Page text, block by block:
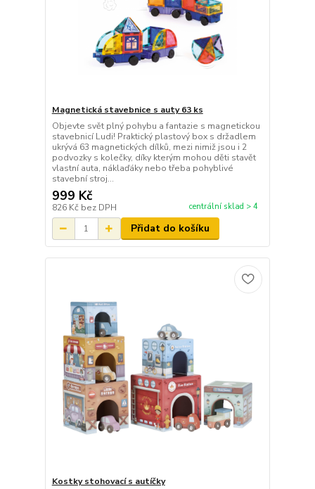
Magnetická stavebnice s auty 63 ks
Objevte svět plný pohybu a fantazie s magnetickou
stavebnicí Ludi! Praktický plastový box s držadlem
ukrývá 63 magnetických dílků, mezi nimiž jsou i 2
podvozky s kolečky, díky kterým mohou děti stavět
vlastní auta, náklaďáky nebo třeba pohyblivé
stavební stroj...
999 Kč
826 Kč bez DPH centrální sklad > 4
Přidat do košíku
Kostky stohovací s autíčky